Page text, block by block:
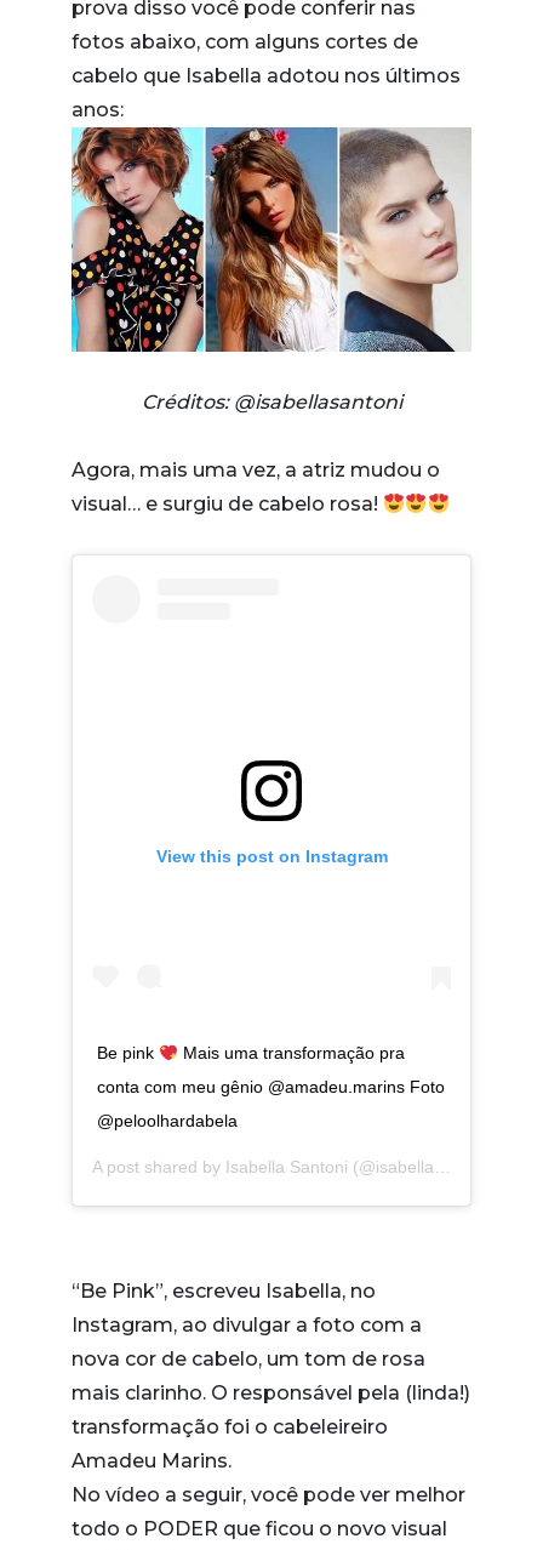
prova disso você pode conferir nas
fotos abaixo, com alguns cortes de
cabelo que Isabella adotou nos últimos
anos:
Créditos: @isabellasantoni
Agora, mais uma vez, a atriz mudou o
visual… e surgiu de cabelo rosa!
View this post on Instagram
Be pink
Mais uma transformação pra
conta com meu gênio @amadeu.marins Foto
@peloolhardabela
A post shared by Isabella Santoni (@isabellasantoni) on
“Be Pink”, escreveu Isabella, no
Instagram, ao divulgar a foto com a
nova cor de cabelo, um tom de rosa
mais clarinho. O responsável pela (linda!)
transformação foi o cabeleireiro
Amadeu Marins.
No vídeo a seguir, você pode ver melhor
todo o PODER que ficou o novo visual